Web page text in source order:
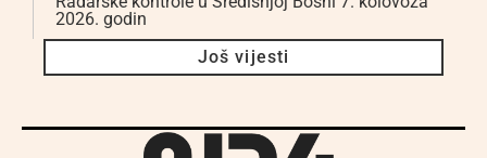
2026. godin
Još vijesti